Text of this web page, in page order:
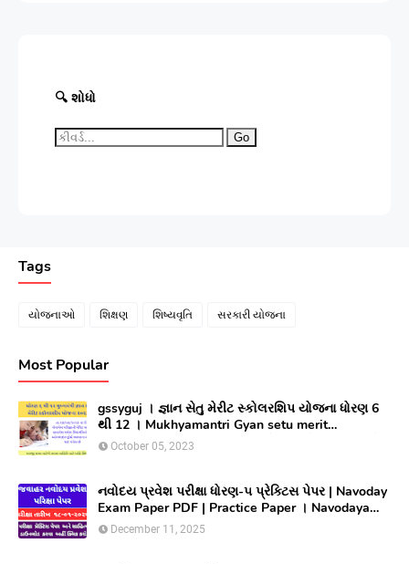
🔍 શોધો
Go
Tags
યોજનાઓ શિક્ષણ શિષ્યવૃતિ સરકારી યોજના
Most Popular
gssyguj । જ્ઞાન સેતુ મેરીટ સ્કોલરશિપ યોજના ધોરણ 6
થી 12 । Mukhyamantri Gyan setu merit
Scholarship yojana 2023 ।સીલેક્ટ થયેલ વિધાર્થીઓ
લાભ મેળવવા માટે ઓનલાઇન અરજી કરો
October 05, 2023
નવોદય પ્રવેશ પરીક્ષા ધોરણ-૫ પ્રેક્ટિસ પેપર | Navoday
Exam Paper PDF | Practice Paper । Navodaya
Old paper NMMS OLD PAPER
December 11, 2025